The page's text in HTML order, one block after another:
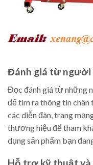
Đánh giá từ người
Đọc đánh giá từ những
để tìm ra thông tin
các diễn đàn, trang
thương hiệu để tham
dụng sản phẩm bạn